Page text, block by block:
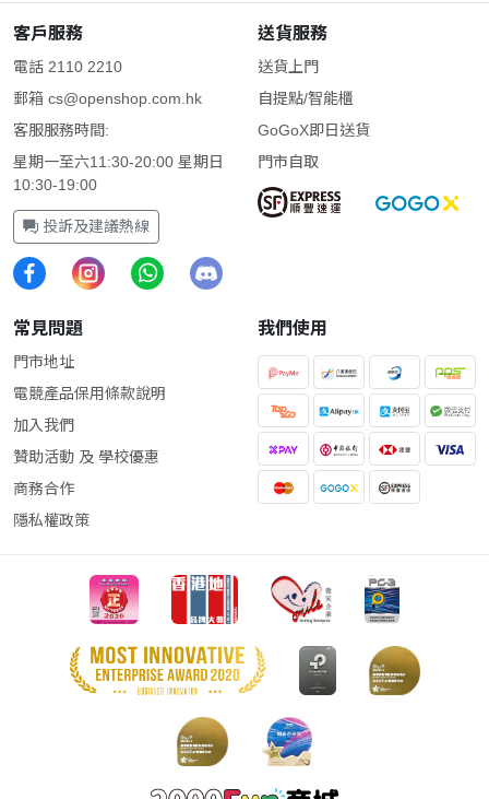
客戶服務
電話 2110 2210
郵箱 cs@openshop.com.hk
客服服務時間:
星期一至六11:30-20:00 星期日
10:30-19:00
投訴及建議熱線
送貨服務
送貨上門
自提點/智能櫃
GoGoX即日送貨
門市自取
常見問題
門市地址
電競產品保用條款說明
加入我們
贊助活動 及 學校優惠
商務合作
隱私權政策
我們使用